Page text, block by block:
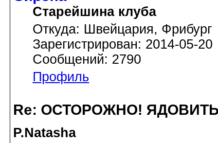
Старейшина клуба
Откуда: Швейцария, Фрибург
Зарегистрирован: 2014-05-20
Сообщений: 2790
Профиль
Re: ОСТОРОЖНО!
P.Natasha